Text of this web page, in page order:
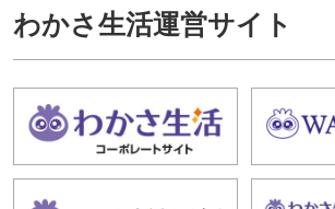
わかさ生活運営サイト